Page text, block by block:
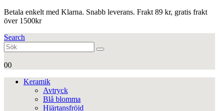
Betala enkelt med Klarna. Snabb leverans. Frakt 89 kr, gratis frakt
över 1500kr
Search
00
Keramik
Avtryck
Blå blomma
Hjärtansfröjd